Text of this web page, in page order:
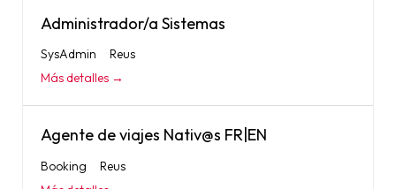
Administrador/a Sistemas
SysAdmin
Reus
Más detalles
Agente de viajes Nativ@s FR|EN
Booking
Reus